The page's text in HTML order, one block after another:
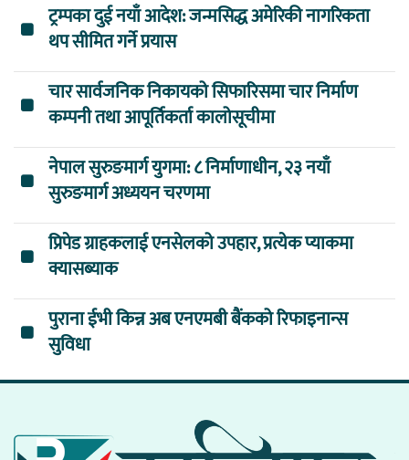
ट्रम्पका दुई नयाँ आदेश: जन्मसिद्ध अमेरिकी नागरिकता
थप सीमित गर्ने प्रयास
चार सार्वजनिक निकायको सिफारिसमा चार निर्माण
कम्पनी तथा आपूर्तिकर्ता कालोसूचीमा
नेपाल सुरुङमार्ग युगमा: ८ निर्माणाधीन, २३ नयाँ
सुरुङमार्ग अध्ययन चरणमा
प्रिपेड ग्राहकलाई एनसेलको उपहार, प्रत्येक प्याकमा
क्यासब्याक
पुराना ईभी किन्न अब एनएमबी बैंकको रिफाइनान्स
सुविधा